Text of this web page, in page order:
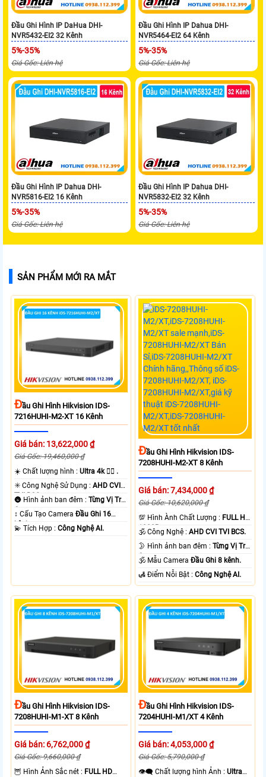
Đầu Ghi Hình IP DaHua DHI-
NVR5432-EI2 32 Kênh
5%-35%
Giá Gốc: Liên hệ
Đầu Ghi Hình IP Dahua DHI-
NVR5464-EI2 64 Kênh
5%-35%
Giá Gốc: Liên hệ
Đầu Ghi Hình IP Dahua DHI-
NVR5816-EI2 16 Kênh
5%-35%
Giá Gốc: Liên hệ
Đầu Ghi Hình IP Dahua DHI-
NVR5832-EI2 32 Kênh
5%-35%
Giá Gốc: Liên hệ
SẢN PHẨM MỚI RA MẮT
ĐẦu Ghi Hình Hikvision IDS-
7216HUHI-M2-XT 16 Kênh
Giá bán: 13,622,000 ₫
Giá Gốc: 19,460,000 ₫
☀️ Chất lượng hình :Ultra 4k 👍🏾 .
✳️ Công Nghệ Sử Dụng :AHD CVI
TVI BCS.
🌚 Hình ảnh ban đêm :Từng Vị Trí
Camera .
↕️ Cấu Tạo CameraĐầu Ghi 16
kênh.
️💫 Tích Hợp :Công Nghệ AI.
ĐẦu Ghi Hình Hikvision IDS-
7208HUHI-M2-XT 8 Kênh
Giá bán: 7,434,000 ₫
Giá Gốc: 10,620,000 ₫
💯 Hình Ành Chất Lượng : FULL HD
1080P .
🕉️ Công Nghệ :AHD CVI TVI BCS.
🌛 Hình ảnh ban đêm :Từng Vị Trí
Camera .
🕉️ Mẫu CameraĐầu Ghi 8 kênh.
️🛃 Điểm Nỗi Bật :Công Nghệ AI.
ĐẦu Ghi Hình Hikvision IDS-
7208HUHI-M1-XT 8 Kênh
Giá bán: 6,762,000 ₫
Giá Gốc: 9,660,000 ₫
🦉 Hình Ảnh Sắc nét : FULL HD
ĐẦu Ghi Hình Hikvision IDS-
7204HUHI-M1/XT 4 Kênh
Giá bán: 4,053,000 ₫
Giá Gốc: 5,790,000 ₫
👁️‍🗨 Chất lượng hình Ảnh :Ultra